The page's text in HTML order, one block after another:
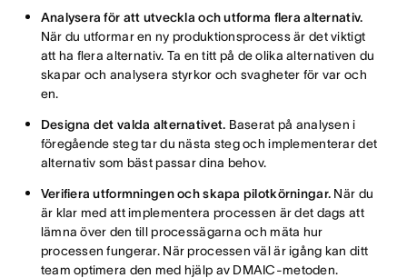
Analysera för att utveckla och utforma flera alternativ.
När du utformar en ny produktionsprocess är det viktigt
att ha flera alternativ. Ta en titt på de olika alternativen du
skapar och analysera styrkor och svagheter för var och
en.
Designa det valda alternativet. Baserat på analysen i
föregående steg tar du nästa steg och implementerar det
alternativ som bäst passar dina behov.
Verifiera utformningen och skapa pilotkörningar. När du
är klar med att implementera processen är det dags att
lämna över den till processägarna och mäta hur
processen fungerar. När processen väl är igång kan ditt
team optimera den med hjälp av DMAIC-metoden.